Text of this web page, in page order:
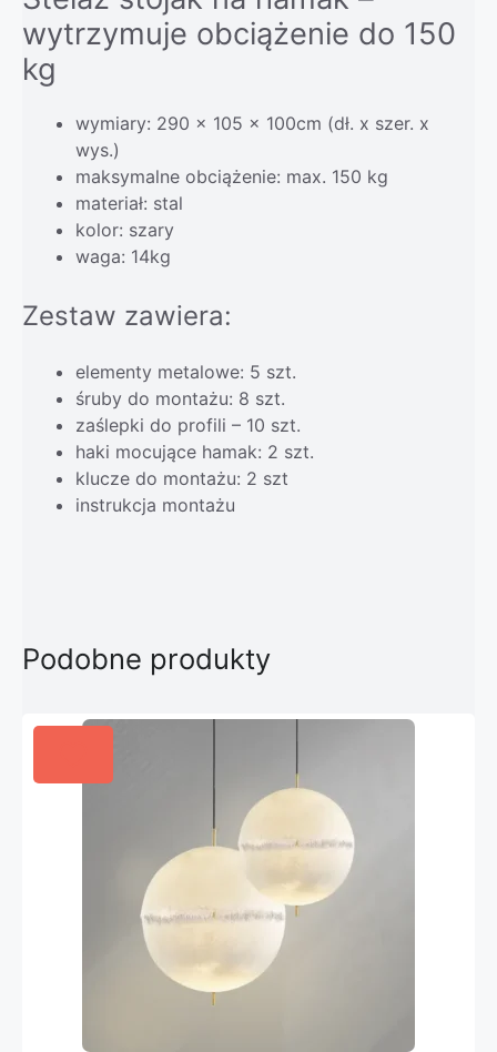
wytrzymuje obciążenie do 150
kg
wymiary: 290 x 105 x 100cm (dł. x szer. x
wys.)
maksymalne obciążenie: max. 150 kg
materiał: stal
kolor: szary
waga: 14kg
Zestaw zawiera:
elementy metalowe: 5 szt.
śruby do montażu: 8 szt.
zaślepki do profili – 10 szt.
haki mocujące hamak: 2 szt.
klucze do montażu: 2 szt
instrukcja montażu
Podobne produkty